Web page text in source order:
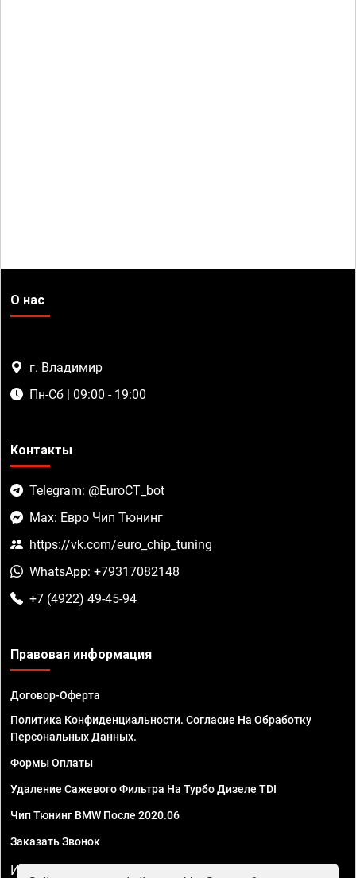
О нас
г. Владимир
Пн-Сб | 09:00 - 19:00
Контакты
Telegram: @EuroCT_bot
Max: Евро Чип Тюнинг
https://vk.com/euro_chip_tuning
WhatsApp: +79317082148
+7 (4922) 49-45-94
Правовая информация
Договор-Оферта
Политика Конфиденциальности. Согласие На Обработку
Персональных Данных.
Формы Оплаты
Удаление Сажевого Фильтра На Турбо Дизеле TDI
Чип Тюнинг BMW После 2020.06
Заказать Звонок
ИП Смирнов Георгий Павлович. ИНН 781302555843,